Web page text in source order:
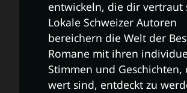
entwickeln, die dir vertraut
Lokale Schweizer Autoren
bereichern die Welt der
Romane mit ihren
Stimmen und Geschichten,
wert sind, entdeckt zu